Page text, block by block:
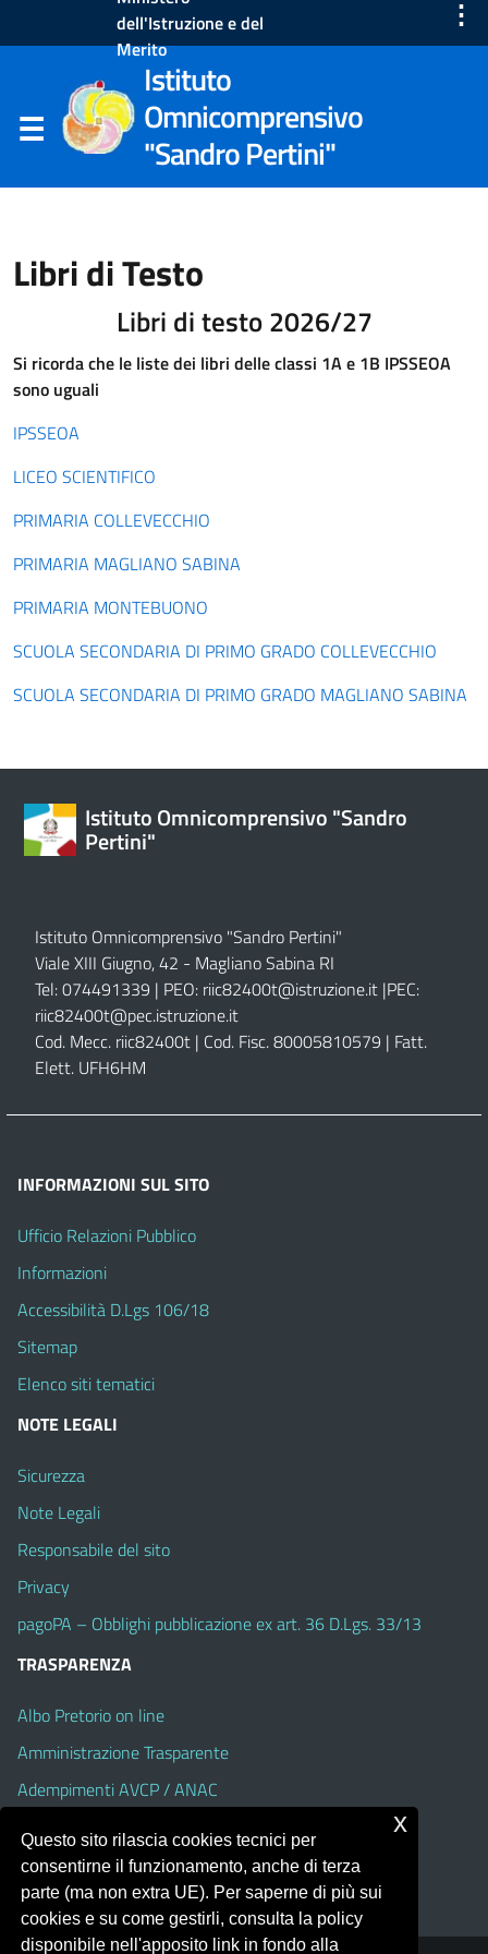
dell'Istruzione e del
Merito
⋮
Istituto
Omnicomprensivo
"Sandro Pertini"
Libri di Testo
Libri di testo 2026/27
Si ricorda che le liste dei libri delle classi 1A e 1B IPSSEOA
sono uguali
IPSSEOA
LICEO SCIENTIFICO
PRIMARIA COLLEVECCHIO
PRIMARIA MAGLIANO SABINA
PRIMARIA MONTEBUONO
SCUOLA SECONDARIA DI PRIMO GRADO COLLEVECCHIO
SCUOLA SECONDARIA DI PRIMO GRADO MAGLIANO SABINA
Istituto Omnicomprensivo "Sandro
Pertini"
Istituto Omnicomprensivo "Sandro Pertini"
Viale XIII Giugno, 42 - Magliano Sabina RI
Tel: 074491339 | PEO: riic82400t@istruzione.it |PEC:
riic82400t@pec.istruzione.it
Cod. Mecc. riic82400t | Cod. Fisc. 80005810579 | Fatt.
Elett. UFH6HM
INFORMAZIONI SUL SITO
Ufficio Relazioni Pubblico
Informazioni
Accessibilità D.Lgs 106/18
Sitemap
Elenco siti tematici
NOTE LEGALI
Sicurezza
Note Legali
Responsabile del sito
Privacy
pagoPA – Obblighi pubblicazione ex art. 36 D.Lgs. 33/13
TRASPARENZA
Albo Pretorio on line
Amministrazione Trasparente
Adempimenti AVCP / ANAC
Accesso Civico
Dichiarazione di accessibilità
Questo sito rilascia cookies tecnici per
consentirne il funzionamento, anche di terza
parte (ma non extra UE). Per saperne di più sui
cookies e su come gestirli, consulta la policy
disponibile nell'apposito link in fondo alla
x